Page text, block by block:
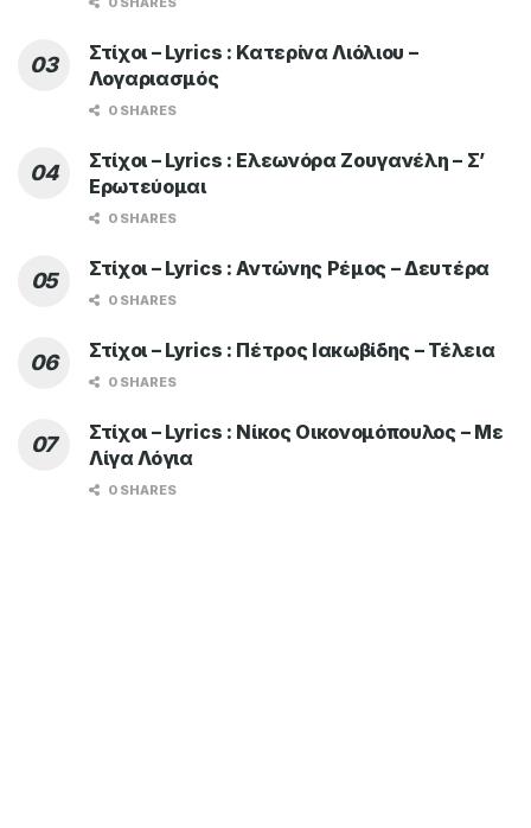
Στίχοι – Lyrics : Κατερίνα Λιόλιου –
Λογαριασμός
0 SHARES
Στίχοι – Lyrics : Ελεωνόρα Ζουγανέλη – Σ’
Ερωτεύομαι
0 SHARES
Στίχοι – Lyrics : Αντώνης Ρέμος – Δευτέρα
0 SHARES
Στίχοι – Lyrics : Πέτρος Ιακωβίδης – Τέλεια
0 SHARES
Στίχοι – Lyrics : Νίκος Οικονομόπουλος – Με
Λίγα Λόγια
0 SHARES